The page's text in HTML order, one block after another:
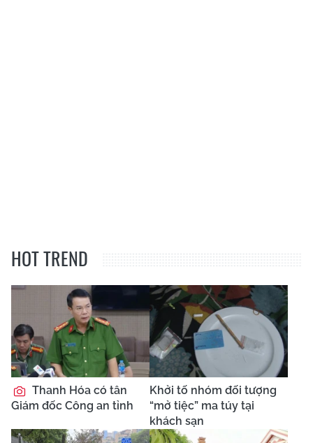
HOT TREND
Thanh Hóa có tân
Giám đốc Công an tỉnh
Khởi tố nhóm đối tượng
“mở tiệc” ma túy tại
khách sạn